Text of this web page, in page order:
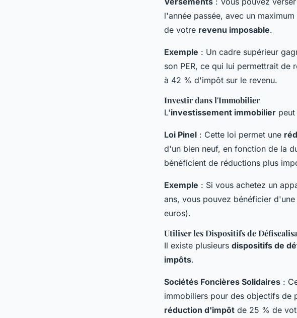
l'année passée, avec un
de votre revenu imposable.
Exemple : Un cadre supérieur
son PER, ce qui lui permettrait de
à 42 % d'impôt sur le revenu.
Investir dans l'Immobilier
L'investissement immobilier
Loi Pinel : Cette loi permet une
d'un bien neuf, en fonction de la
bénéficient de réductions plus
Exemple : Si vous achetez un
ans, vous pouvez bénéficier d'une
euros).
Utiliser les Dispositifs de
Il existe plusieurs dispositifs de
impôts.
Sociétés Foncières Solidaires :
immobiliers pour des objectifs de
réduction d'impôt de 25 % de